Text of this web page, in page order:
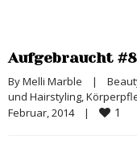
Aufgebraucht
By Melli Marble |
und Hairstyling,
Februar, 2014
| 1